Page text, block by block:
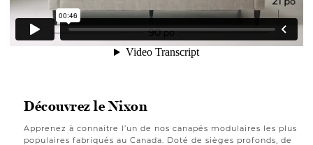
Découvrez le Nixon
Apprenez à connaitre l’un de nos canapés modulaires les plus
populaires fabriqués au Canada. Doté de sièges profonds, de